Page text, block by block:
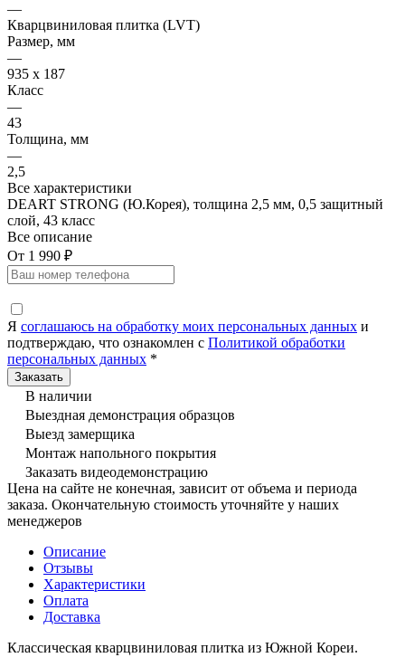
—
Кварцвиниловая плитка (LVT)
Размер, мм
—
935 х 187
Класс
—
43
Толщина, мм
—
2,5
Все характеристики
DEART STRONG (Ю.Корея), толщина 2,5 мм, 0,5 защитный
слой, 43 класс
Все описание
От 1 990 ₽
Я соглашаюсь на обработку моих персональных данных и
подтверждаю, что ознакомлен с Политикой обработки
персональных данных *
В наличии
Выездная демонстрация образцов
Выезд замерщика
Монтаж напольного покрытия
Заказать видеодемонстрацию
Цена на сайте не конечная, зависит от объема и периода
заказа. Окончательную стоимость уточняйте у наших
менеджеров
Описание
Отзывы
Характеристики
Оплата
Доставка
Классическая кварцвиниловая плитка из Южной Кореи.